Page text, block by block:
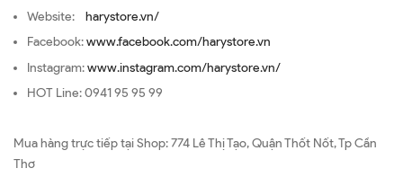
Website: harystore.vn/
Facebook:www.facebook.com/harystore.vn
Instagram:www.instagram.com/harystore.vn/
HOT Line: 0941 95 95 99
Mua hàng trực tiếp tại Shop: 774 Lê Thị Tạo, Quận Thốt Nốt, Tp Cần
Thơ